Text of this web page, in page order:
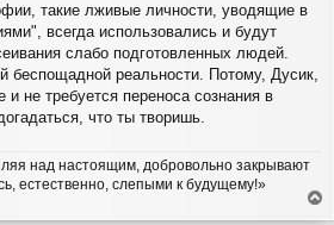
такие лживые личности, уводящие в
всегда использовались и будут
слабо подготовленных людей.
беспощадной реальности. Потому, Дусик,
не требуется переноса сознания в
что ты творишь.
над настоящим, добровольно закрывают
естественно, слепыми к будущему!»